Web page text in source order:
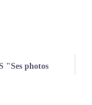
"Ses photos